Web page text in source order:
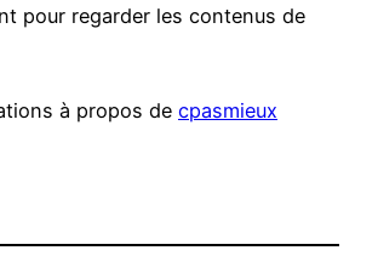
pour regarder les contenus de
à propos de cpasmieux